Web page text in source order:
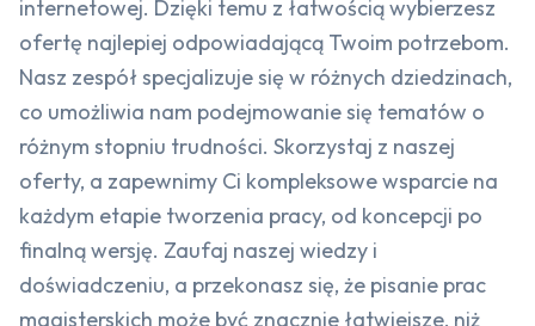
internetowej. Dzięki temu z łatwością wybierzesz
ofertę najlepiej odpowiadającą Twoim potrzebom.
Nasz zespół specjalizuje się w różnych dziedzinach,
co umożliwia nam podejmowanie się tematów o
różnym stopniu trudności. Skorzystaj z naszej
oferty, a zapewnimy Ci kompleksowe wsparcie na
każdym etapie tworzenia pracy, od koncepcji po
finalną wersję. Zaufaj naszej wiedzy i
doświadczeniu, a przekonasz się, że pisanie prac
magisterskich może być znacznie łatwiejsze, niż